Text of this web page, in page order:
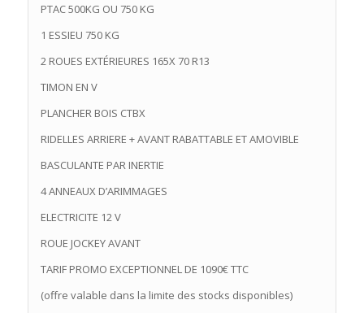
PTAC 500KG OU 750 KG
1 ESSIEU 750 KG
2 ROUES EXTÉRIEURES 165X 70 R13
TIMON EN V
PLANCHER BOIS CTBX
RIDELLES ARRIERE + AVANT RABATTABLE ET AMOVIBLE
BASCULANTE PAR INERTIE
4 ANNEAUX D’ARIMMAGES
ELECTRICITE 12 V
ROUE JOCKEY AVANT
TARIF PROMO EXCEPTIONNEL DE 1090€ TTC
(offre valable dans la limite des stocks disponibles)